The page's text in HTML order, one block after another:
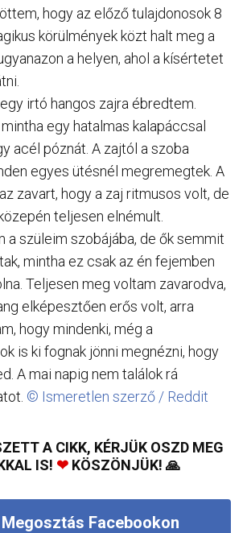
hogy az előző tulajdonosok 8
körülmények közt halt meg a
a helyen, ahol a kísértetet
irtó hangos zajra ébredtem.
egy hatalmas kalapáccsal
acél póznát. A zajtól a szoba
egyes ütésnél megremegtek. A
zavart, hogy a zaj ritmusos volt, de
teljesen elnémult.
a szüleim szobájába, de ők semmit
mintha ez csak az én fejemben
Teljesen meg voltam zavarodva,
elképesztően erős volt, arra
hogy mindenki, még a
is ki fognak jönni megnézni, hogy
A mai napig nem találok rá
© Ismeretlen szerző / Reddit
A CIKK, KÉRJÜK OSZD MEG
IS! ❤KÖSZÖNJÜK! 🙏
Megosztás Facebookon